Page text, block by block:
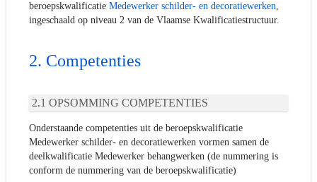
beroepskwalificatie Medewerker schilder- en decoratiewerken,
ingeschaald op niveau 2 van de Vlaamse Kwalificatiestructuur.
Competenties
OPSOMMING COMPETENTIES
Onderstaande competenties uit de beroepskwalificatie
Medewerker schilder- en decoratiewerken vormen samen de
deelkwalificatie Medewerker behangwerken (de nummering is
conform de nummering van de beroepskwalificatie)